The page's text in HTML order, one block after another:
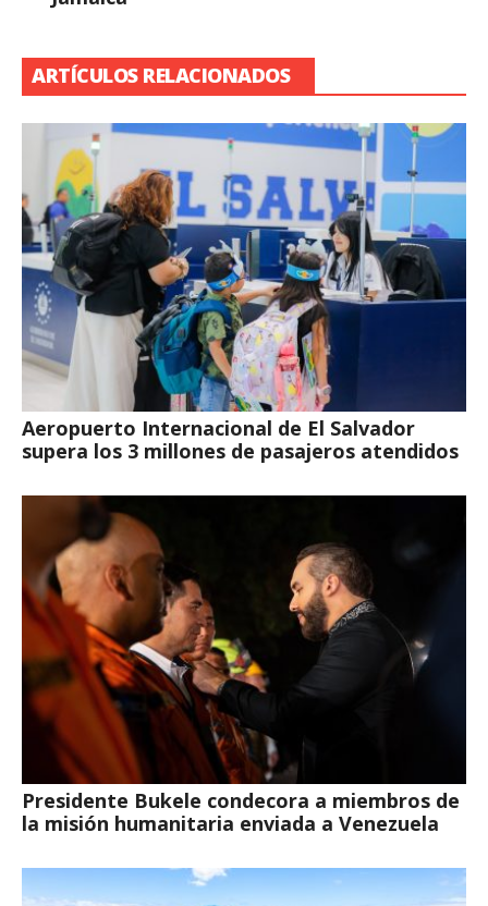
ARTÍCULOS RELACIONADOS
Aeropuerto Internacional de El Salvador
supera los 3 millones de pasajeros atendidos
Presidente Bukele condecora a miembros de
la misión humanitaria enviada a Venezuela